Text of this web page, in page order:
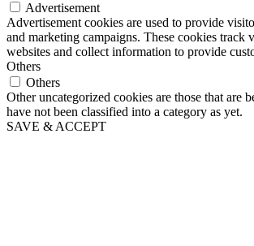
Advertisement
Advertisement cookies are used to provide
and marketing campaigns. These cookies track
websites and collect information to provide
Others
Others
Other uncategorized cookies are those that are
have not been classified into a category as yet.
SAVE & ACCEPT